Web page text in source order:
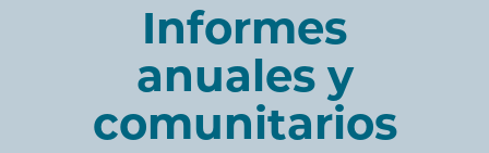
Informes
anuales y
comunitarios